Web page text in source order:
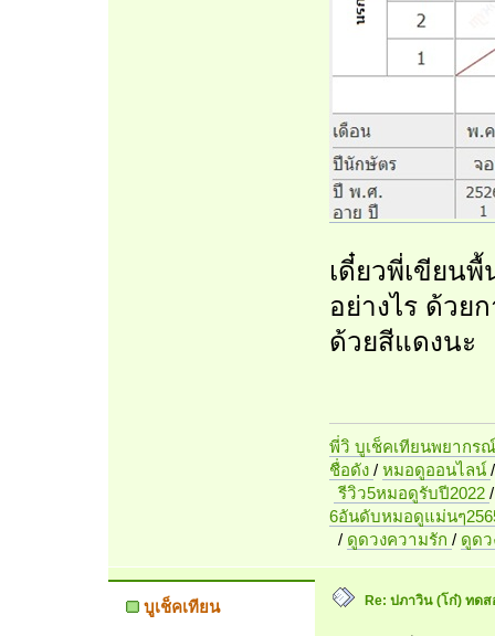
เดี๋ยวพี่เขียน
อย่างไร ด้วย
ด้วยสีแดงนะ
พี่วิ บูเช็คเทียนพยากร
ชื่อดัง / หมอดูออนไลน์
รีวิว5หมอดูรับปี2022
6อันดับหมอดูแม่นๆ
/ ดูดวงความรัก / ดูด
บูเช็คเทียน Re: ปภาวิน (โก๋) ทด